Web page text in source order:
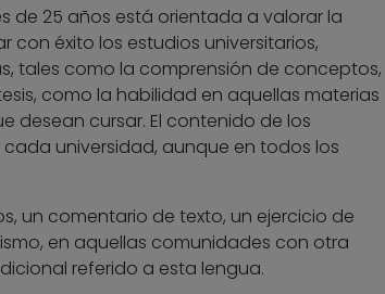
de 25 años está orientada a valorar la
éxito los estudios universitarios,
tales como la comprensión de conceptos,
como la habilidad en aquellas materias
desean cursar. El contenido de los
universidad, aunque en todos los
un comentario de texto, un ejercicio de
en aquellas comunidades con otra
referido a esta lengua.